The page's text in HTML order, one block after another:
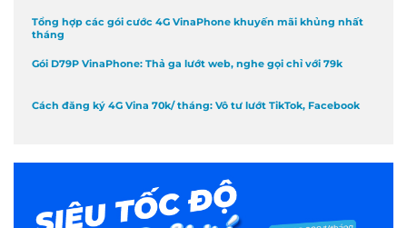
Tổng hợp các gói cước 4G VinaPhone khuyến mãi khủng nhất
tháng
Gói D79P VinaPhone: Thả ga lướt web, nghe gọi chỉ với 79k
Cách đăng ký 4G Vina 70k/ tháng: Vô tư lướt TikTok, Facebook